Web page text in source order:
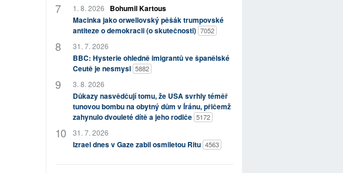
1. 8. 2026
Bohumil Kartous
Macinka jako orwellovský pěšák trumpovské
antiteze o demokracii (o skutečnosti) 7052
31. 7. 2026
BBC: Hysterie ohledně imigrantů ve španělské
Ceutě je nesmysl 5882
3. 8. 2026
Důkazy nasvědčují tomu, že USA svrhly téměř
tunovou bombu na obytný dům v Íránu, přičemž
zahynulo dvouleté dítě a jeho rodiče 5172
31. 7. 2026
Izrael dnes v Gaze zabil osmiletou Ritu 4563